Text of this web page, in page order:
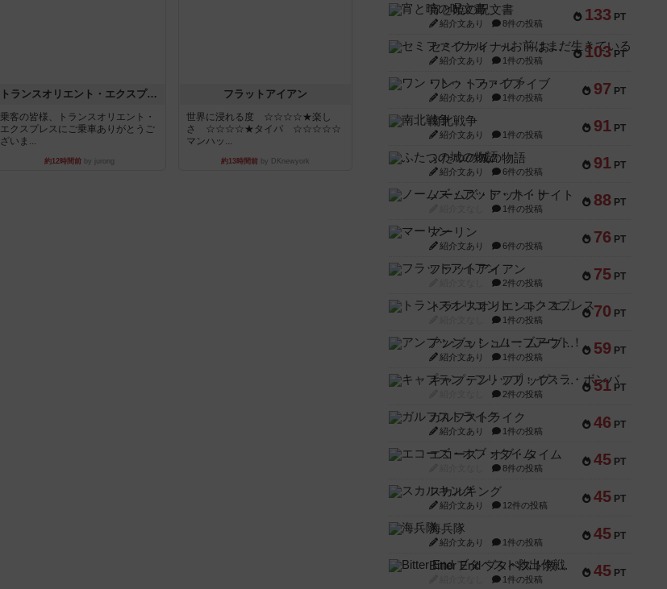
トランスオリエント・エクスプレス
乗客の皆様、トランスオリエント・
エクスプレスにご乗車ありがとうご
ざいま...
約12時間前by jurong
フラットアイアン
世界に浸れる度 ☆☆☆☆★楽し
さ ☆☆☆☆★タイパ ☆☆☆☆☆
マンハッ...
約13時間前 by DKnewyork
133 PT
宵と暁の呪文書
紹介文あり 8件の投稿
103 PT
セミファイナル ～お前はまだ生きている～
紹介文あり 1件の投稿
97 PT
ワン・トゥ・ファイブ
紹介文あり 1件の投稿
91 PT
南北戦争
紹介文あり 1件の投稿
91 PT
ふたつの城の物語
紹介文あり 6件の投稿
88 PT
ノームズ・アット・ナイト
1件の投稿
76 PT
マーリン
紹介文あり 6件の投稿
75 PT
フラットアイアン
2件の投稿
70 PT
トランスオリエント・エクスプレス
1件の投稿
59 PT
アンブッシュ！：ムーブアウト！
紹介文あり 1件の投稿
51 PT
キャプテン・フリップ：イスラ・ボンバ
2件の投稿
46 PT
ガルフストライク
紹介文あり 1件の投稿
45 PT
エコーズ・オブ・タイム
8件の投稿
45 PT
スカルキング
紹介文あり 12件の投稿
45 PT
海兵隊
紹介文あり 1件の投稿
45 PT
Bitter End ブタペスト救出作戦
1件の投稿